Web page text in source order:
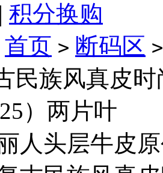
| 积分换购
首页 > 断码区 >
民族风真皮
）两片叶
人头层牛皮